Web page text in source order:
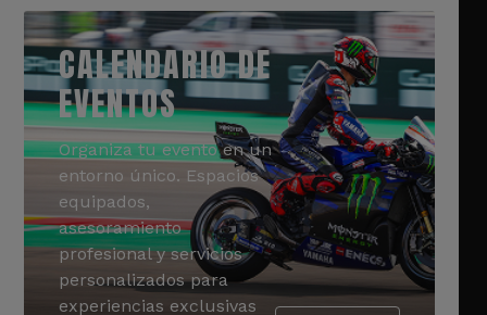
CALENDARIO DE
EVENTOS
Organiza tu evento en un
entorno único. Espacios
equipados,
asesoramiento
profesional y servicios
personalizados para
experiencias exclusivas